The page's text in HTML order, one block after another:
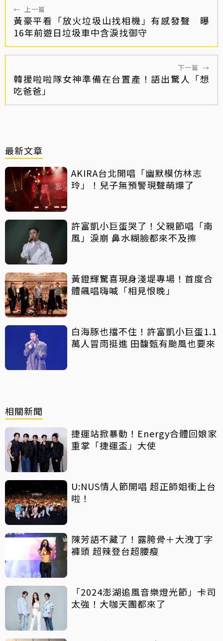
← 上一篇
黃豪平看「放火垃圾山找相機」有感發聲 曝
16年前遊日垃圾車中含淚找御守
下一篇 →
韓援啦啦隊女神準備在台置產！語出驚人「想
吃爸爸」
最新文章
AKIRA台北開唱「幽默模仿林志
玲」！兒子無預警現聲萌爆了
許富凱小巨蛋哭了！父親節唱「南
風」淚崩 鼻水糊臉都來不及擦
黃鐙輝驚喜現身淺堤專場！首度合
體飆唱嗨喊「相見恨晚」
白海豚也擋不住！許富凱小巨蛋1.1
萬人冒雨挺進 田馥甄有颱風也要來
相關新聞
捷運站掀暴動！Energy合體回娘家
重掌「捷運盃」大使
U:NUS情人節開唱 超正師姐衝上台
啦！
陳芳語不藏了！露胯骨＋大洩丁字
褲頭 超辣登台超腰瘦
「2024澎湖追風音樂燈光節」卡司
太強！大咖天團都來了